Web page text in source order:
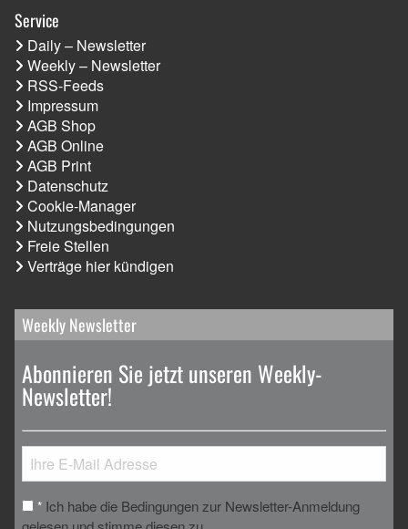
Service
Daily – Newsletter
Weekly – Newsletter
RSS-Feeds
Impressum
AGB Shop
AGB Online
AGB Print
Datenschutz
Cookie-Manager
Nutzungsbedingungen
Freie Stellen
Verträge hier kündigen
Weekly Newsletter
Abonnieren Sie jetzt unseren Weekly-
Newsletter!
* Ich habe die Bedingungen zur Newsletter-Anmeldung